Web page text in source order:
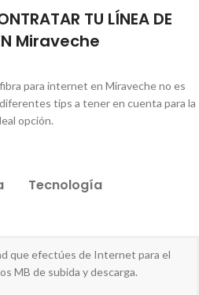
TU LÍNEA DE
Miraveche
para internet en Miraveche no es
tips a tener en cuenta para la
opción.
Tecnología
que efectúes de Internet para el
MB de subida y descarga.